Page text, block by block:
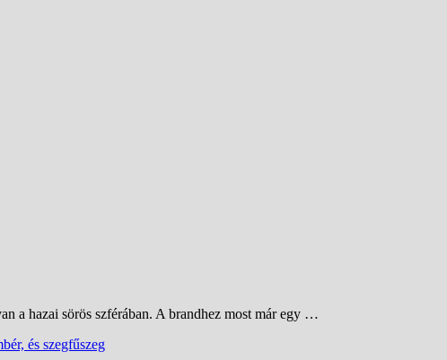
a hazai sörös szférában. A brandhez most már egy …